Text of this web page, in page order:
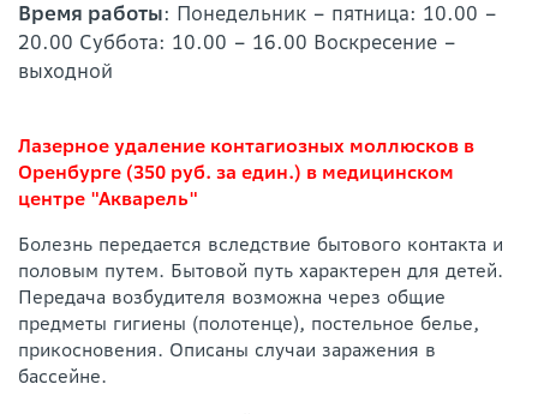
Время работы: Понедельник – пятница: 10.00 –
20.00 Суббота: 10.00 – 16.00 Воскресение –
выходной
Лазерное удаление контагиозных моллюсков в
Оренбурге (350 руб. за един.) в медицинском
центре "Акварель"
Болезнь передается вследствие бытового контакта и
половым путем. Бытовой путь характерен для детей.
Передача возбудителя возможна через общие
предметы гигиены (полотенце), постельное белье,
прикосновения. Описаны случаи заражения в
бассейне.